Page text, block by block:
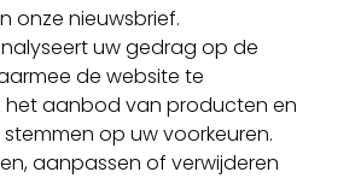
onze nieuwsbrief.
uw gedrag op de
de website te
het aanbod van producten en
op uw voorkeuren.
aanpassen of verwijderen